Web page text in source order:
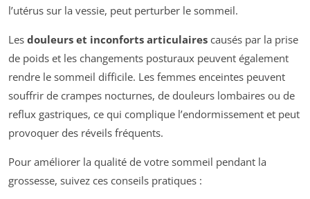
l’utérus sur la vessie, peut perturber le sommeil.
Les douleurs et inconforts articulaires causés par la prise
de poids et les changements posturaux peuvent également
rendre le sommeil difficile. Les femmes enceintes peuvent
souffrir de crampes nocturnes, de douleurs lombaires ou de
reflux gastriques, ce qui complique l’endormissement et peut
provoquer des réveils fréquents.
Pour améliorer la qualité de votre sommeil pendant la
grossesse, suivez ces conseils pratiques :